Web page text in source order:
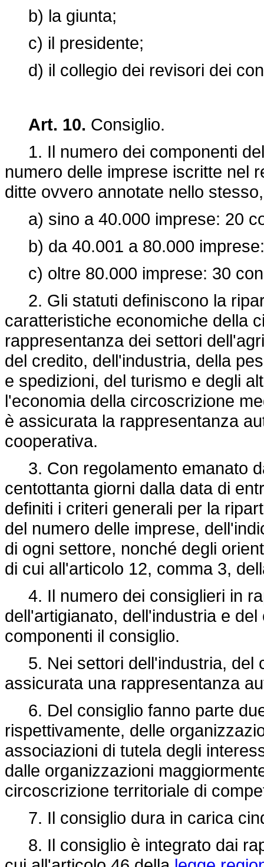
b) la giunta;
c) il presidente;
d) il collegio dei revisori dei
Art. 10. Consiglio.
1. Il numero dei componenti
numero delle imprese iscritte nel
ditte ovvero annotate nello
a) sino a 40.000 imprese: 20
b) da 40.001 a 80.000
c) oltre 80.000 imprese: 30
2. Gli statuti definiscono la
caratteristiche economiche della
rappresentanza dei settori
del credito, dell'industria, della
e spedizioni, del turismo e degli
l'economia della circoscrizione
è assicurata la rappresentanza
cooperativa.
3. Con regolamento emanato
centottanta giorni dalla data di
definiti i criteri generali per la
del numero delle imprese,
di ogni settore, nonché degli
di cui all'articolo 12, comma 3,
4. Il numero dei consiglieri in
dell'artigianato, dell'industria e
componenti il consiglio.
5. Nei settori dell'industria, del
assicurata una rappresentanza
6. Del consiglio fanno parte
rispettivamente, delle
associazioni di tutela degli
dalle organizzazioni
circoscrizione territoriale di
7. Il consiglio dura in carica
8. Il consiglio è integrato dai